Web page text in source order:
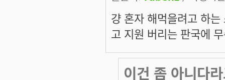
걍 혼자 해먹을려고 하
고 지원 버리는 판국에
이건 좀 아니다